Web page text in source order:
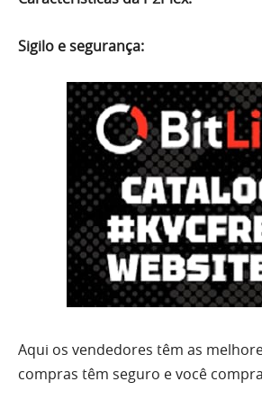
Sigilo e segurança:
Aqui os vendedores têm as
compras têm seguro e você